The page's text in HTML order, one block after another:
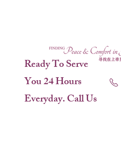
Ready To Serve
You 24 Hours
Everyday. Call Us